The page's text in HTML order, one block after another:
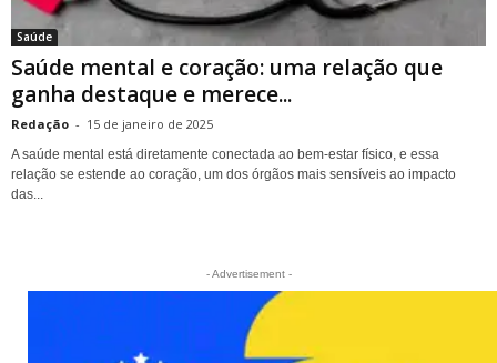
Saúde
Saúde mental e coração: uma relação que
ganha destaque e merece...
Redação - 15 de janeiro de 2025
A saúde mental está diretamente conectada ao bem-estar físico, e essa
relação se estende ao coração, um dos órgãos mais sensíveis ao impacto
das...
- Advertisement -